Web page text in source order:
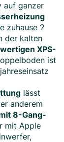
auf ganzer
zuhause ?
der kalten
XPS-
ist
lässt
anderem
8-Gang-
mit Apple